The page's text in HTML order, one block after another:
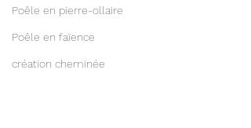
Poêle en pierre-ollaire
Poêle en faïence
création cheminée